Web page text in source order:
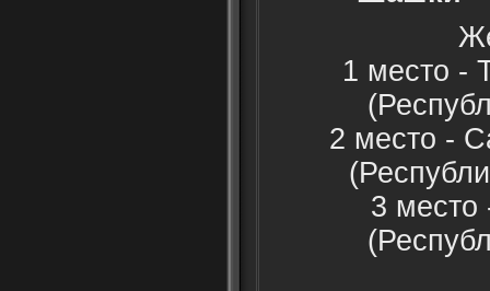
1 место -
2 место -
3 место